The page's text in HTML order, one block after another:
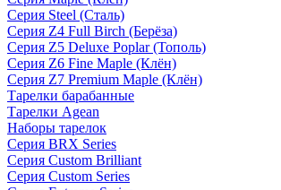
Серия Steel (Сталь)
Серия Z4 Full Birch (Берёза)
Серия Z5 Deluxe Poplar (Тополь)
Серия Z6 Fine Maple (Клён)
Серия Z7 Premium Maple (Клён)
Тарелки барабанные
Тарелки Agean
Наборы тарелок
Серия BRX Series
Серия Custom Brilliant
Серия Custom Series